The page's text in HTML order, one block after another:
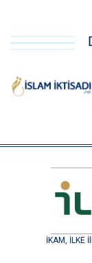
İKAM, İLKE